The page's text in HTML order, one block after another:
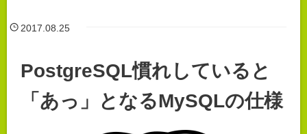
2017.08.25
PostgreSQL慣れしていると
「あっ」となるMySQLの仕様